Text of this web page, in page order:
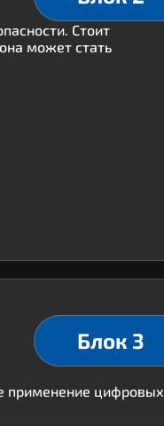
Стоит
может стать
Блок 3
применение цифровых